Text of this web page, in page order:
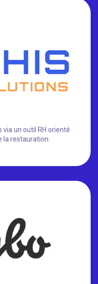
via un outil RH orienté
la restauration.